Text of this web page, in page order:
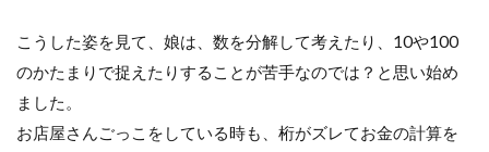
こうした姿を見て、娘は、数を分解して考えたり、10や100
のかたまりで捉えたりすることが苦手なのでは？と思い始め
ました。
お店屋さんごっこをしている時も、桁がズレてお金の計算を